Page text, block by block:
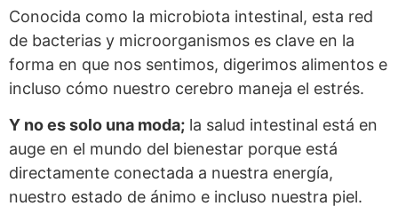
Conocida como la microbiota intestinal, esta red
de bacterias y microorganismos es clave en la
forma en que nos sentimos, digerimos alimentos e
incluso cómo nuestro cerebro maneja el estrés.
Y no es solo una moda; la salud intestinal está en
auge en el mundo del bienestar porque está
directamente conectada a nuestra energía,
nuestro estado de ánimo e incluso nuestra piel.